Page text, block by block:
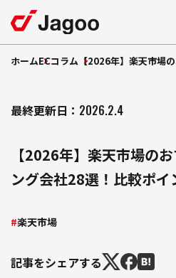
サービス一覧
Amazon支援
Yahoo!ショッピング支援
TikTok Shop
LP制作支援
特長
支援事例
セミナー
ホームECコラム 【2026年】楽天市場
最終更新日： 2026.2.4
【2026年】楽天市場の
ング会社28選！比較ポ
楽天市場
記事をシェアする